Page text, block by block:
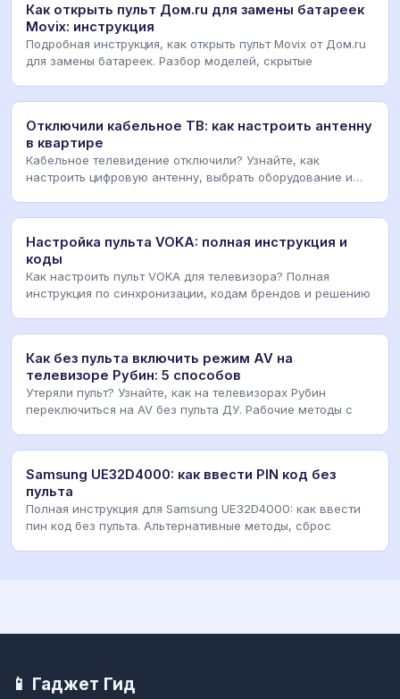
Как открыть пульт Дом.ru для замены батареек
Movix: инструкция
Подробная инструкция, как открыть пульт Movix от Дом.ru
для замены батареек. Разбор моделей, скрытые
Отключили кабельное ТВ: как настроить антенну
в квартире
Кабельное телевидение отключили? Узнайте, как
настроить цифровую антенну, выбрать оборудование и
Настройка пульта VOKA: полная инструкция и
коды
Как настроить пульт VOKA для телевизора? Полная
инструкция по синхронизации, кодам брендов и решению
Как без пульта включить режим AV на
телевизоре Рубин: 5 способов
Утеряли пульт? Узнайте, как на телевизорах Рубин
переключиться на AV без пульта ДУ. Рабочие методы с
Samsung UE32D4000: как ввести PIN код без
пульта
Полная инструкция для Samsung UE32D4000: как ввести
пин код без пульта. Альтернативные методы, сброс
📱 Гаджет Гид